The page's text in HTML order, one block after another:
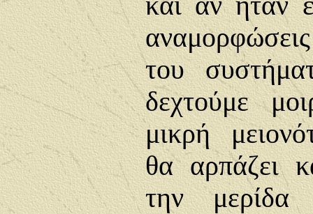
του
δεχτούμε
μικρή
θα αρπάζει
την